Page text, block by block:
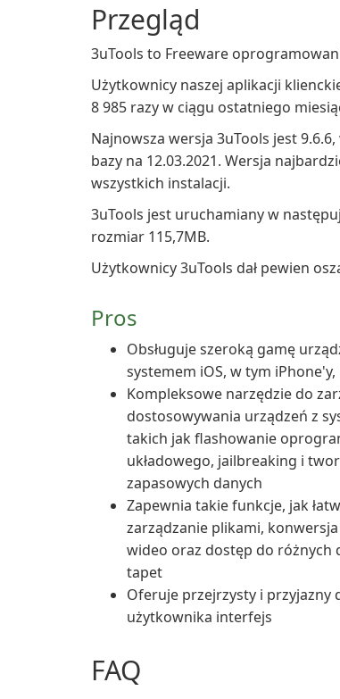
Przegląd
3uTools to Freeware
Użytkownicy naszej aplikacji
8 985 razy w ciągu ostatniego
Najnowsza wersja 3uTools jest
bazy na 12.03.2021. Wersja
wszystkich instalacji.
3uTools jest uruchamiany w
rozmiar 115,7MB.
Użytkownicy 3uTools dał pewien
Pros
Obsługuje szeroką gamę
systemem iOS, w tym iPhone'y,
Kompleksowe narzędzie do
dostosowywania urządzeń z
takich jak flashowanie
układowego, jailbreaking i
zapasowych danych
Zapewnia takie funkcje, jak
zarządzanie plikami,
wideo oraz dostęp do różnych
tapet
Oferuje przejrzysty i przyjazny
użytkownika interfejs
FAQ